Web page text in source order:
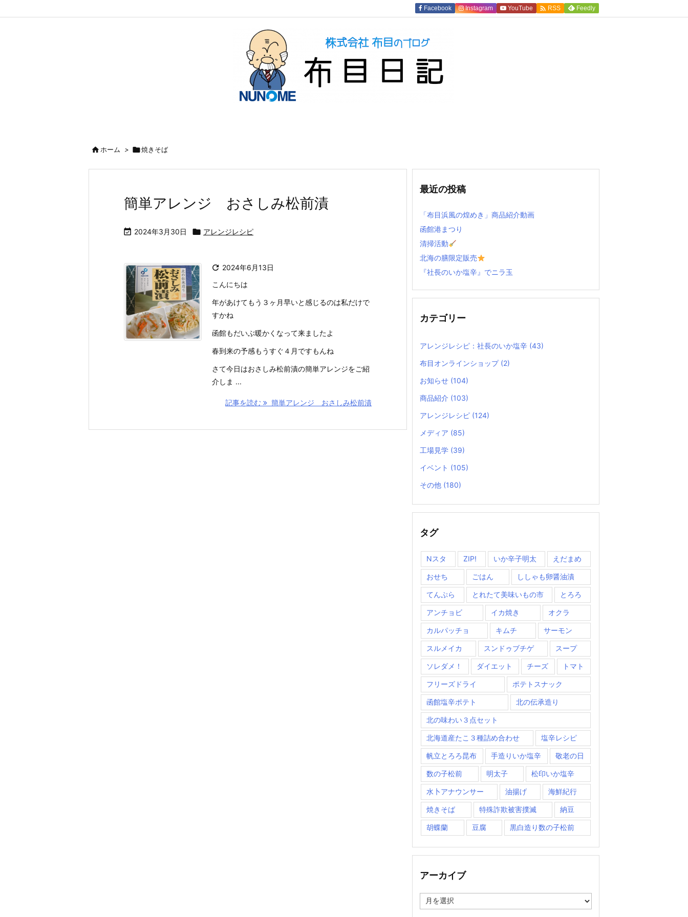
Facebook Instagram YouTube  RSS Feedly
ホーム > 焼きそば
簡単アレンジ おさしみ松前漬
 2024年3月30日  アレンジレシピ
 2024年6月13日
こんにちは
年があけてもう３ヶ月早いと感じるのは私だけで
すかね
函館もだいぶ暖かくなって来ましたよ
春到来の予感もうすぐ４月ですもんね
さて今日はおさしみ松前漬の簡単アレンジをご紹
介しま ...
記事を読む 簡単アレンジ おさしみ松前漬
最近の投稿
「布目浜風の煌めき」商品紹介動画
函館港まつり
清掃活動
北海の膳限定販売
『社長のいか塩辛』でニラ玉
カテゴリー
アレンジレシピ：社長のいか塩辛 (43)
布目オンラインショップ (2)
お知らせ (104)
商品紹介 (103)
アレンジレシピ (124)
メディア (85)
工場見学 (39)
イベント (105)
その他 (180)
タグ
Nスタ ZIP! いか辛子明太 えだまめ
おせち ごはん ししゃも卵醤油漬
てんぷら とれたて美味いもの市 とろろ
アンチョビ イカ焼き オクラ
カルパッチョ キムチ サーモン
スルメイカ スンドゥブチゲ スープ
ソレダメ！ ダイエット チーズ トマト
フリーズドライ ポテトスナック
函館塩辛ポテト 北の伝承造り
北の味わい３点セット
北海道産たこ３種詰め合わせ 塩辛レシピ
帆立とろろ昆布 手造りいか塩辛 敬老の日
数の子松前 明太子 松印いか塩辛
水卜アナウンサー 油揚げ 海鮮紀行
焼きそば 特殊詐欺被害撲滅 納豆
胡蝶蘭 豆腐 黒白造り数の子松前
アーカイブ
ー